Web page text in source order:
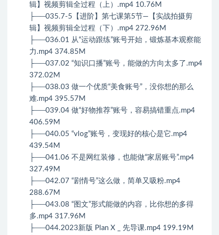
辑】视频剪辑全过程（上）.mp4 10.76M
├──035.7-5【进阶】第七课第5节—【实战拍摄剪
辑】视频剪辑全过程（下）.mp4 272.96M
├──036.01 从“运动跟练”账号开始，锻炼基本观察能
力.mp4 374.85M
├──037.02 “知识口播”账号，能做的方向太多了.mp4
372.02M
├──038.03 做一个优质“美食账号”，没你想的那么
难.mp4 395.57M
├──039.04 做“好物推荐”账号，容易搞错重点.mp4
406.59M
├──040.05 “vlog”账号，变现好的核心是它.mp4
439.54M
├──041.06 不是网红装修，也能做“家居账号”.mp4
327.49M
├──042.07 “剧情号”这么做，简单又吸粉.mp4
288.67M
├──043.08 “图文”形式能做的内容，比你想的多得
多.mp4 317.96M
├──044.2023新版 Plan X _ 先导课.mp4 199.19M